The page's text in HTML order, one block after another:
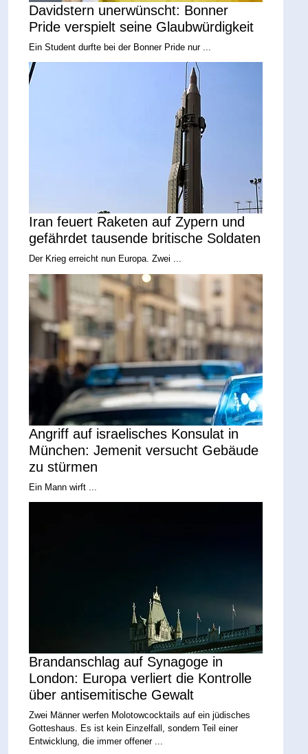
Davidstern unerwünscht: Bonner
Pride verspielt seine Glaubwürdigkeit
Ein Student durfte bei der Bonner Pride nur ...
Iran feuert Raketen auf Zypern und
gefährdet tausende britische Soldaten
Der Krieg erreicht nun Europa. Zwei ...
Angriff auf israelisches Konsulat in
München: Jemenit versucht Gebäude
zu stürmen
Ein Mann wirft ...
Brandanschlag auf Synagoge in
London: Europa verliert die Kontrolle
über antisemitische Gewalt
Zwei Männer werfen Molotowcocktails auf ein jüdisches
Gotteshaus. Es ist kein Einzelfall, sondern Teil einer
Entwicklung, die immer offener ...